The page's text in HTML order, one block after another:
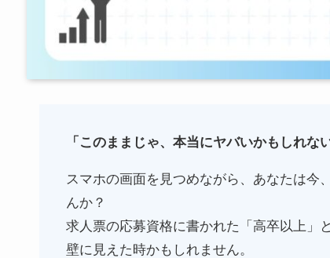
「このままじゃ、本当にヤバいかもしれな
スマホの画面を見つめながら、あなたは今
んか？
求人票の応募資格に書かれた「高卒以上」
壁に見えた時かもしれません。